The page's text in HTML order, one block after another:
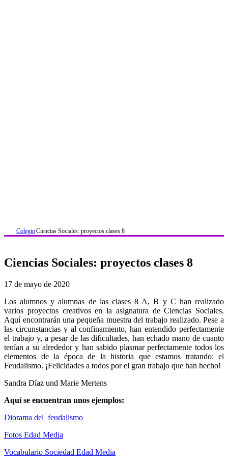
ColegioCiencias Sociales: proyectos clases 8
Ciencias Sociales: proyectos clases 8
17 de mayo de 2020
Los alumnos y alumnas de las clases 8 A, B y C han realizado
varios proyectos creativos en la asignatura de Ciencias Sociales.
Aquí encontrarán una pequeña muestra del trabajo realizado. Pese a
las circunstancias y al confinamiento, han entendido perfectamente
el trabajo y, a pesar de las dificultades, han echado mano de cuanto
tenían a su alrededor y han sabido plasmar perfectamente todos los
elementos de la época de la historia que estamos tratando: el
Feudalismo. ¡Felicidades a todos por el gran trabajo que han hecho!
Sandra Díaz und Marie Mertens
Aquí se encuentran unos ejemplos:
Diorama del feudalismo
Fotos Edad Media
Vocabulario Sociedad Edad Media